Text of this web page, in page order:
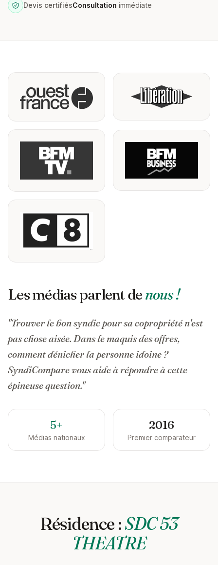
Devis certifiésConsultation immédiate
Les médias parlent denous !
"Trouver le bon syndic pour sa copropriété n'est
pas chose aisée. Dans le maquis des offres,
comment dénicher la personne idoine ?
SyndiCompare vous aide à répondre à cette
épineuse question."
5+
Médias nationaux
2016
Premier comparateur
Résidence :SDC 53
THEATRE